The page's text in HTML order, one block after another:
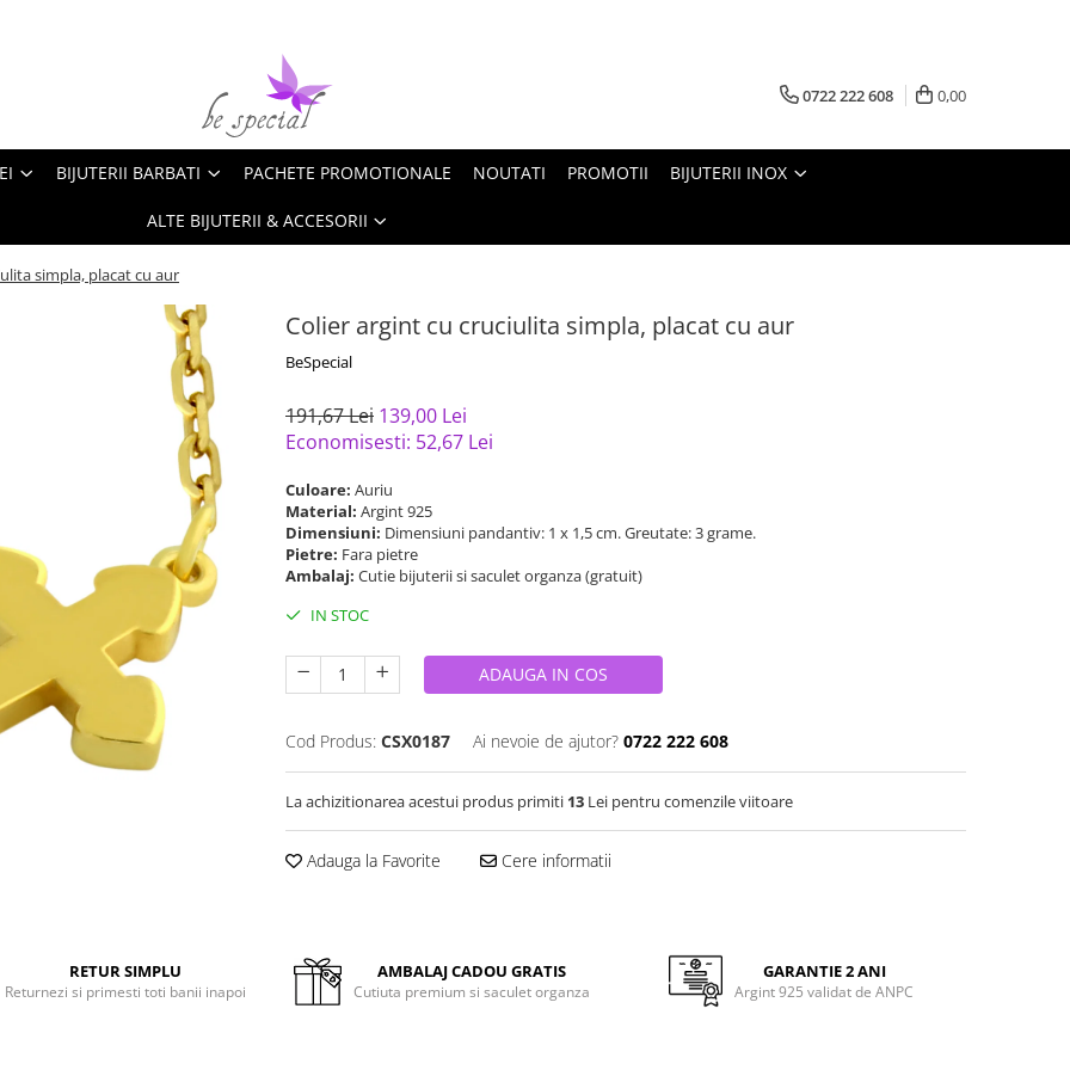
0722 222 608 0,00
BIJUTERII BARBATI PACHETE PROMOTIONALE NOUTATI PROMOTII BIJUTERII INOX
ALTE BIJUTERII & ACCESORII
simpla, placat cu aur
Colier argint cu cruciulita simpla, placat cu aur
BeSpecial
191,67 Lei 139,00 Lei
Economisesti: 52,67 Lei
Culoare: Auriu
Material: Argint 925
Dimensiuni: Dimensiuni pandantiv: 1 x 1,5 cm. Greutate: 3 grame.
Pietre: Fara pietre
Ambalaj: Cutie bijuterii si saculet organza (gratuit)
IN STOC
ADAUGA IN COS
Cod Produs: CSX0187 Ai nevoie de ajutor? 0722 222 608
La achizitionarea acestui produs primiti 13 Lei pentru comenzile viitoare
Adauga la Favorite Cere informatii
RETUR SIMPLU
Returnezi si primesti toti banii inapoi
AMBALAJ CADOU GRATIS
Cutiuta premium si saculet organza
GARANTIE 2 ANI
Argint 925 validat de ANPC